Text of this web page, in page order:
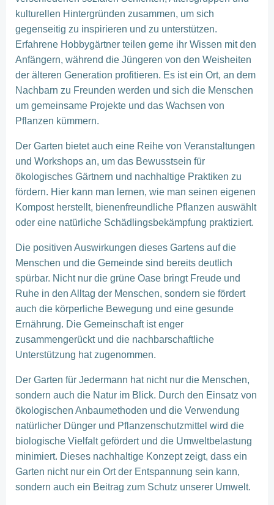
kulturellen Hintergründen zusammen, um sich
gegenseitig zu inspirieren und zu unterstützen.
Erfahrene Hobbygärtner teilen gerne ihr Wissen mit den
Anfängern, während die Jüngeren von den Weisheiten
der älteren Generation profitieren. Es ist ein Ort, an dem
Nachbarn zu Freunden werden und sich die Menschen
um gemeinsame Projekte und das Wachsen von
Pflanzen kümmern.
Der Garten bietet auch eine Reihe von Veranstaltungen
und Workshops an, um das Bewusstsein für
ökologisches Gärtnern und nachhaltige Praktiken zu
fördern. Hier kann man lernen, wie man seinen eigenen
Kompost herstellt, bienenfreundliche Pflanzen auswählt
oder eine natürliche Schädlingsbekämpfung praktiziert.
Die positiven Auswirkungen dieses Gartens auf die
Menschen und die Gemeinde sind bereits deutlich
spürbar. Nicht nur die grüne Oase bringt Freude und
Ruhe in den Alltag der Menschen, sondern sie fördert
auch die körperliche Bewegung und eine gesunde
Ernährung. Die Gemeinschaft ist enger
zusammengerückt und die nachbarschaftliche
Unterstützung hat zugenommen.
Der Garten für Jedermann hat nicht nur die Menschen,
sondern auch die Natur im Blick. Durch den Einsatz von
ökologischen Anbaumethoden und die Verwendung
natürlicher Dünger und Pflanzenschutzmittel wird die
biologische Vielfalt gefördert und die Umweltbelastung
minimiert. Dieses nachhaltige Konzept zeigt, dass ein
Garten nicht nur ein Ort der Entspannung sein kann,
sondern auch ein Beitrag zum Schutz unserer Umwelt.